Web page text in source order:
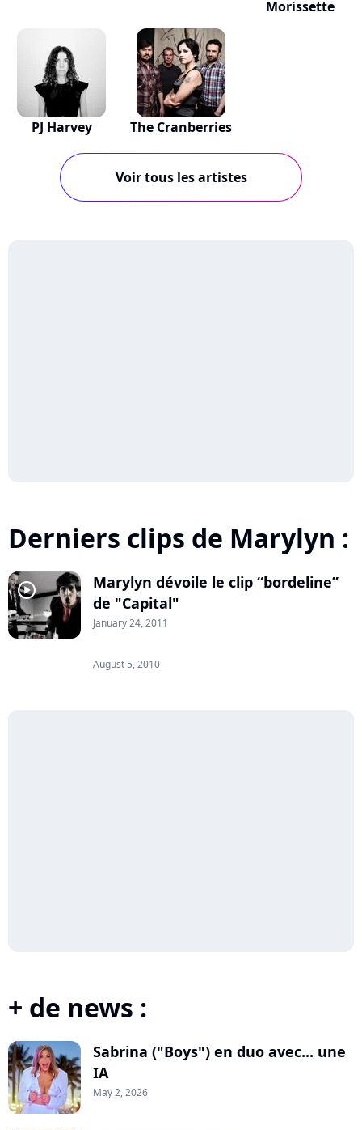
Morissette
PJ Harvey The Cranberries
Voir tous les artistes
Derniers clips de Marylyn :
player2
Marylyn dévoile le clip “bordeline”
de "Capital"
January 24, 2011
August 5, 2010
+ de news :
Sabrina ("Boys") en duo avec... une
IA
May 2, 2026